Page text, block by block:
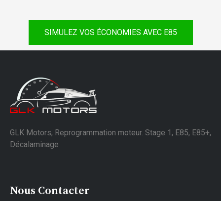
SIMULEZ VOS ÉCONOMIES AVEC E85
GLK Motors, Reprogrammation moteur. Stage 1, E85, E85+,
Décalaminage
Nous Contacter